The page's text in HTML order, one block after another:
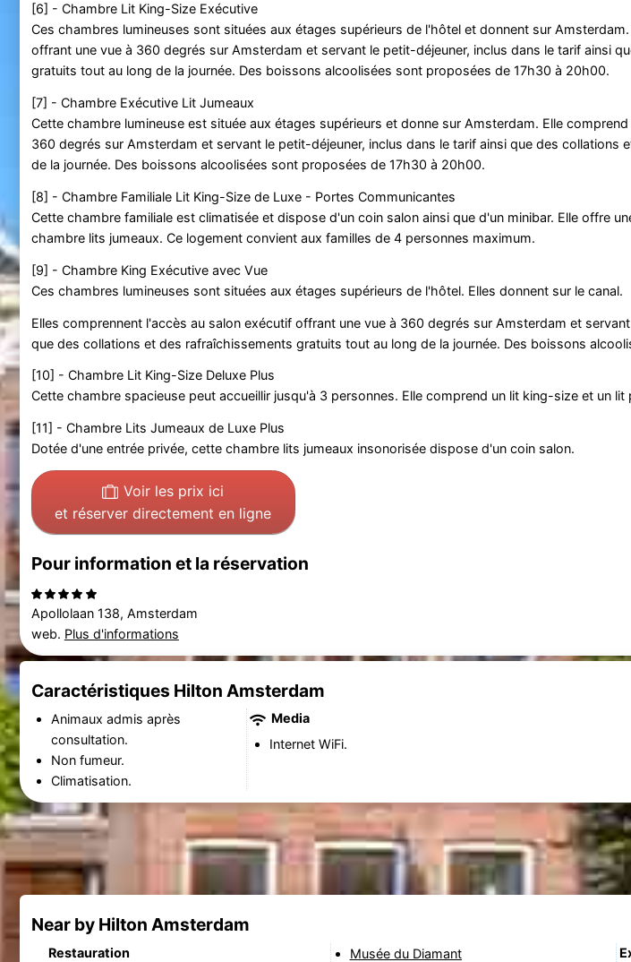
[6] - Chambre Lit King-Size Exécutive
Ces chambres lumineuses sont situées aux étages supérieurs de l'hôtel et donnent sur
offrant une vue à 360 degrés sur Amsterdam et servant le petit-déjeuner, inclus dans le tarif ainsi
gratuits tout au long de la journée. Des boissons alcoolisées sont proposées de 17h30 à 20h00.
[7] - Chambre Exécutive Lit Jumeaux
Cette chambre lumineuse est située aux étages supérieurs et donne sur Amsterdam. Elle
360 degrés sur Amsterdam et servant le petit-déjeuner, inclus dans le tarif ainsi que des collations
de la journée. Des boissons alcoolisées sont proposées de 17h30 à 20h00.
[8] - Chambre Familiale Lit King-Size de Luxe - Portes Communicantes
Cette chambre familiale est climatisée et dispose d'un coin salon ainsi que d'un minibar. Elle offre
chambre lits jumeaux. Ce logement convient aux familles de 4 personnes maximum.
[9] - Chambre King Exécutive avec Vue
Ces chambres lumineuses sont situées aux étages supérieurs de l'hôtel. Elles donnent sur le canal.
Elles comprennent l'accès au salon exécutif offrant une vue à 360 degrés sur Amsterdam et
que des collations et des rafraîchissements gratuits tout au long de la journée. Des boissons
[10] - Chambre Lit King-Size Deluxe Plus
Cette chambre spacieuse peut accueillir jusqu'à 3 personnes. Elle comprend un lit king-size et un lit
[11] - Chambre Lits Jumeaux de Luxe Plus
Dotée d'une entrée privée, cette chambre lits jumeaux insonorisée dispose d'un coin salon.
Voir les prix ici
et réserver directement en ligne
Pour information et la réservation
Apollolaan 138, Amsterdam
web. Plus d'informations
Caractéristiques Hilton Amsterdam
Animaux admis après
consultation.
Non fumeur.
Climatisation.
Media
Internet WiFi.
Near by Hilton Amsterdam
Restauration
Musée du Diamant